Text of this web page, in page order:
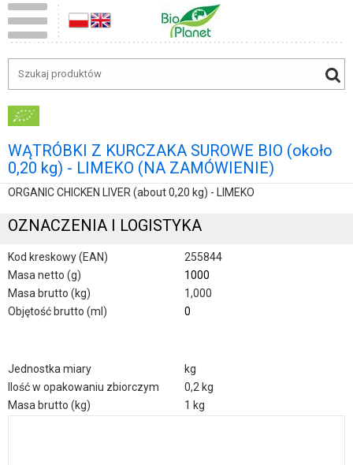
WĄTRÓBKI Z KURCZAKA SUROWE BIO (około
0,20 kg) - LIMEKO (NA ZAMÓWIENIE)
ORGANIC CHICKEN LIVER (about 0,20 kg) - LIMEKO
OZNACZENIA I LOGISTYKA
Kod kreskowy (EAN)
255844
Masa netto (g)
1000
Masa brutto (kg)
1,000
Objętość brutto (ml)
0
Jednostka miary
kg
Ilość w opakowaniu zbiorczym
0,2 kg
Masa brutto (kg)
1 kg